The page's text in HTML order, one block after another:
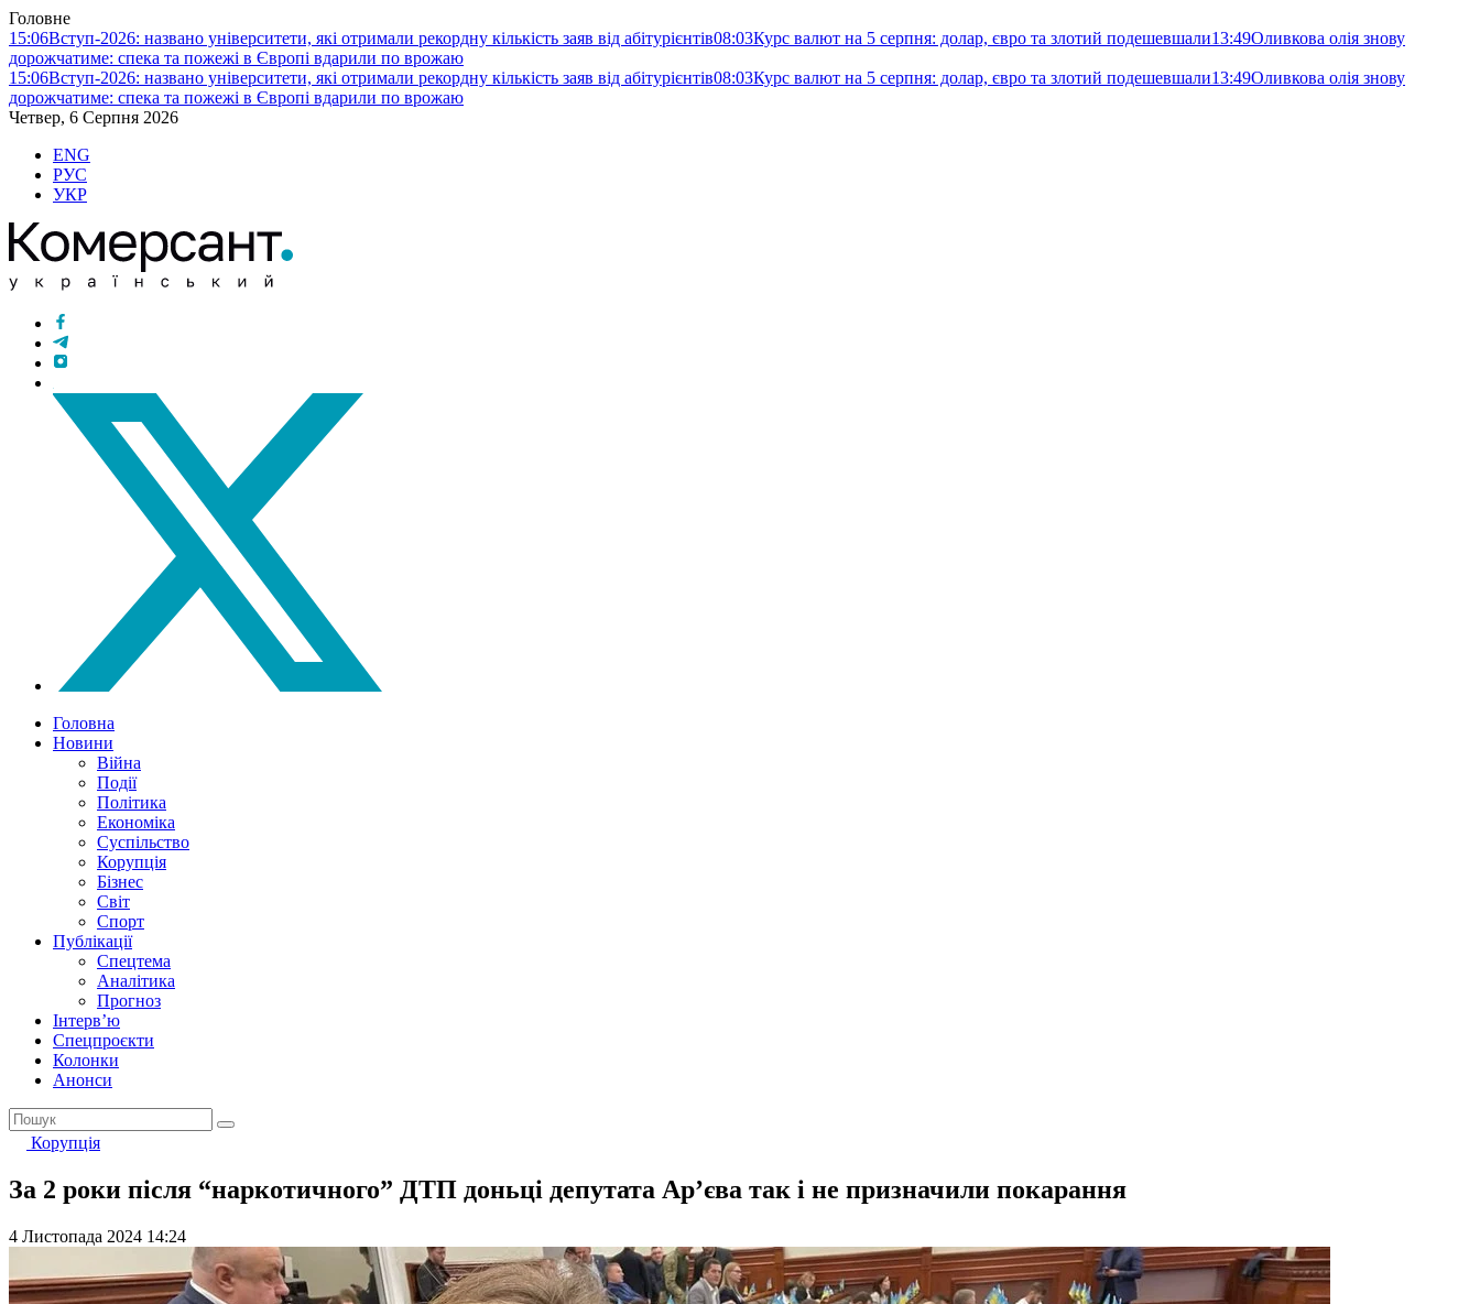
Головне
15:06Вступ-2026: названо університети, які отримали рекордну кількість заяв від абітурієнтів08:03Курс валют на 5 серпня: долар, євро та злотий подешевшали13:49Оливкова олія знову
дорожчатиме: спека та пожежі в Європі вдарили по врожаю
15:06Вступ-2026: названо університети, які отримали рекордну кількість заяв від абітурієнтів08:03Курс валют на 5 серпня: долар, євро та злотий подешевшали13:49Оливкова олія знову
дорожчатиме: спека та пожежі в Європі вдарили по врожаю
Четвер, 6 Серпня 2026
ENG
РУС
УКР
Головна
Новини
Війна
Події
Політика
Економіка
Суспільство
Корупція
Бізнес
Світ
Спорт
Публікації
Спецтема
Аналітика
Прогноз
Інтерв’ю
Спецпроєкти
Колонки
Анонси
Корупція
За 2 роки після “наркотичного” ДТП доньці депутата Ар’єва так і не призначили покарання
4 Листопада 2024 14:24